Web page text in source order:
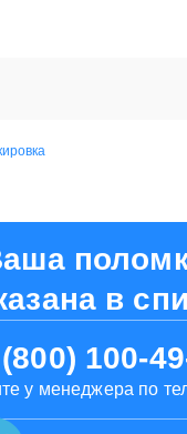
в
100-
у менеджера по